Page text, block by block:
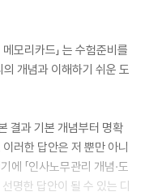
차이
원계획의 수립과정)
방법
모리카드」 는 수험준비를
개념과 이해하기 쉬운 도
결과 기본 개념부터 명확
러한 답안은 저 뿐만 아니
에 「인사노무관리 개념·도
명한 답안이 될 수 있는 디